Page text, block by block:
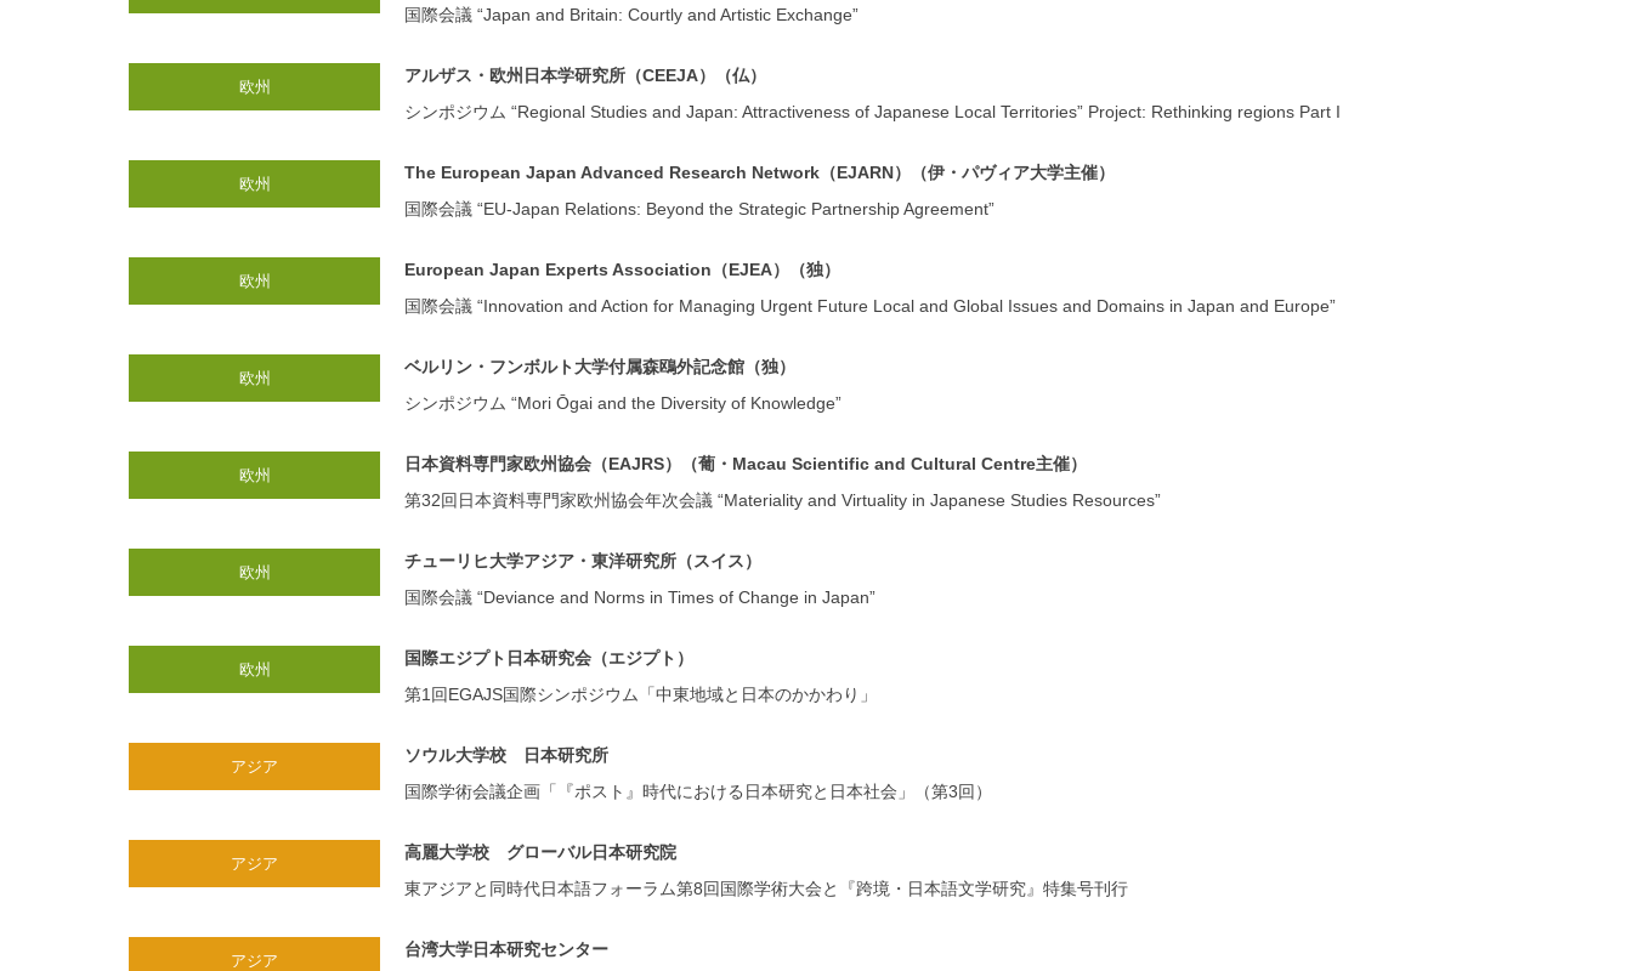
国際会議 “Japan and Britain: Courtly and Artistic Exchange”
欧州
アルザス・欧州日本学研究所（CEEJA）（仏）
シンポジウム “Regional Studies and Japan: Attractiveness of Japanese Local Territories” Project: Rethinking regions Part I
欧州
The European Japan Advanced Research Network（EJARN）（伊・パヴィア大学主催）
国際会議 “EU-Japan Relations: Beyond the Strategic Partnership Agreement”
欧州
European Japan Experts Association（EJEA）（独）
国際会議 “Innovation and Action for Managing Urgent Future Local and Global Issues and Domains in Japan and Europe”
欧州
ベルリン・フンボルト大学付属森鴎外記念館（独）
シンポジウム “Mori Ōgai and the Diversity of Knowledge”
欧州
日本資料専門家欧州協会（EAJRS）（葡・Macau Scientific and Cultural Centre主催）
第32回日本資料専門家欧州協会年次会議 “Materiality and Virtuality in Japanese Studies Resources”
欧州
チューリヒ大学アジア・東洋研究所（スイス）
国際会議 “Deviance and Norms in Times of Change in Japan”
欧州
国際エジプト日本研究会（エジプト）
第1回EGAJS国際シンポジウム「中東地域と日本のかかわり」
アジア
ソウル大学校 日本研究所
国際学術会議企画「『ポスト』時代における日本研究と日本社会」（第3回）
アジア
高麗大学校 グローバル日本研究院
東アジアと同時代日本語フォーラム第8回国際学術大会と『跨境・日本語文学研究』特集号刊行
アジア
台湾大学日本研究センター